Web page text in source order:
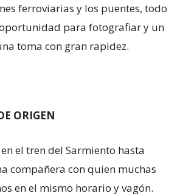
ferroviarias y los puentes, todo
para fotografiar y un
toma con gran rapidez.
ORIGEN
el tren del Sarmiento hasta
compañera con quien muchas
en el mismo horario y vagón.